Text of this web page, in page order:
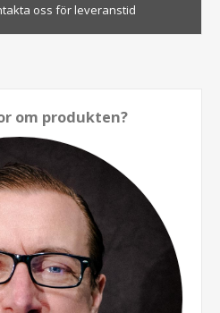
oss för leveranstid
om produkten?